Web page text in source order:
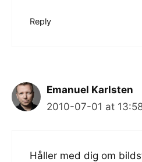
Reply
Emanuel Karlsten
2010-07-01 at
Håller med dig om